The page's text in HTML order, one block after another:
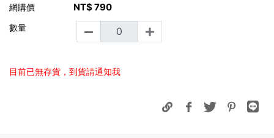
網購價
NT$790
數量
目前已無存貨，到貨請通知我